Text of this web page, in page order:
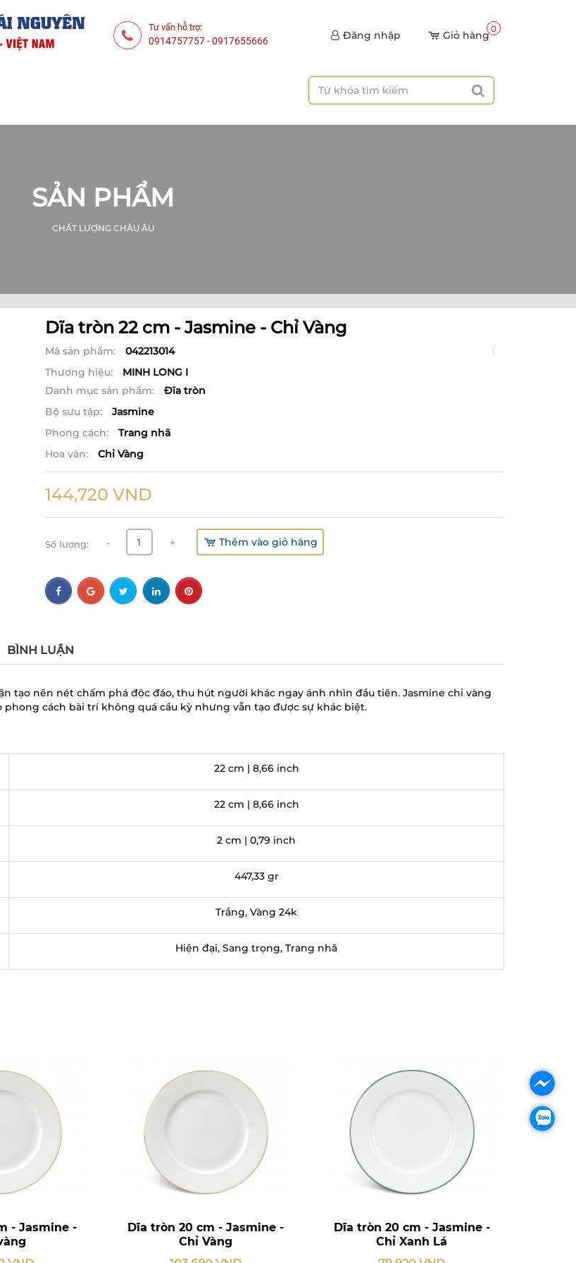
Tư vấn hỗ trợ:
0914757757-0917655666 Giỏ hàng
0
Đăng nhập
SẢN PHẨM
CHẤT LƯỢNG CHÂU ÂU
Dĩa tròn 22 cm - Jasmine - Chỉ Vàng
Mã sản phẩm:
042213014
Thương hiệu:
MINH LONG I
Danh mục sản phẩm:
Đĩa tròn
Bộ sưu tập:
Jasmine
Phong cách:
Trang nhã
Hoa văn:
Chỉ Vàng
144,720 VND
Số lượng: - + Thêm vào giỏ hàng
BÌNH LUẬN
tạo nên nét chấm phá độc đáo, thu hút người khác ngay ánh nhìn đầu tiên. Jasmine chỉ vàng
cách bài trí không quá cầu kỳ nhưng vẫn tạo được sự khác biệt.
22 cm | 8,66 inch
22 cm | 8,66 inch
2 cm | 0,79 inch
447,33 gr
Trắng, Vàng 24k
Hiện đại, Sang trọng, Trang nhã
- Jasmine -
Dĩa tròn 20 cm - Jasmine -
Chỉ Vàng
Dĩa tròn 20 cm - Jasmine -
Chỉ Xanh Lá